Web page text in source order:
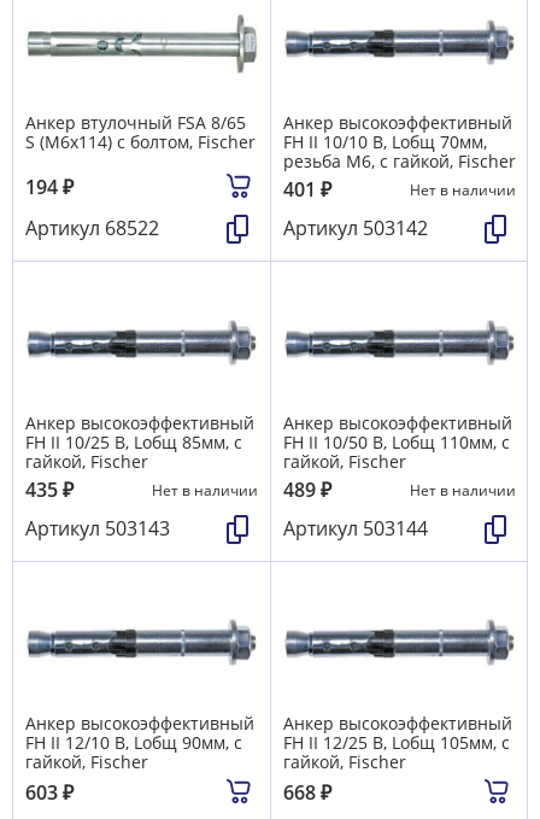
Анкер втулочный FSA 8/65
S (М6х114) с болтом, Fischer
194₽
Артикул 68522
Анкер высокоэффективный
FH II 10/10 В, Lобщ 70мм,
резьба M6, с гайкой, Fischer
401 ₽ Нет в наличии
Артикул 503142
Анкер высокоэффективный
FH II 10/25 В, Lобщ 85мм, с
гайкой, Fischer
435₽ Нет в наличии
Артикул 503143
Анкер высокоэффективный
FH II 10/50 В, Lобщ 110мм, с
гайкой, Fischer
489₽ Нет в наличии
Артикул 503144
Анкер высокоэффективный
FH II 12/10 В, Lобщ 90мм, с
гайкой, Fischer
603₽
Анкер высокоэффективный
FH II 12/25 В, Lобщ 105мм, с
гайкой, Fischer
668₽